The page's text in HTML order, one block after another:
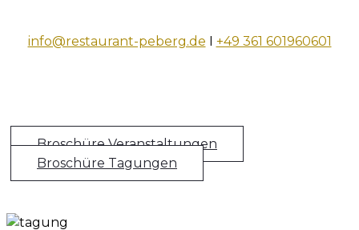
info@restaurant-peberg.de I +49 361 601960601
Broschüre Veranstaltungen
Broschüre Tagungen